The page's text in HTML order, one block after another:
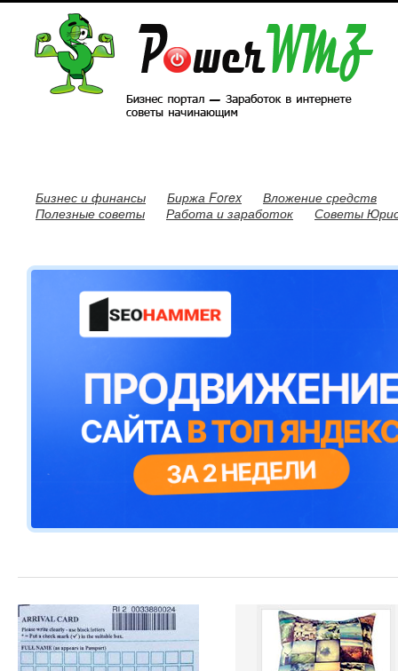
Бизнес и финансы Биржа Forex
Вложение средств
Полезные советы
Работа и заработок Советы